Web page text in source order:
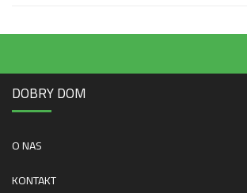
DOBRY DOM
O NAS
KONTAKT